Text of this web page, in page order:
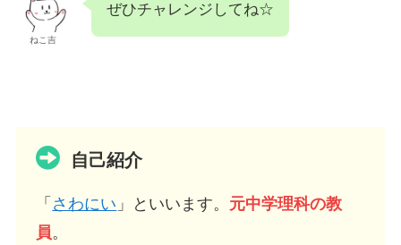
ねこ吉
ぜひチャレンジしてね☆
自己紹介
「 さわにい 」といいます。 元中学理科の教
員。